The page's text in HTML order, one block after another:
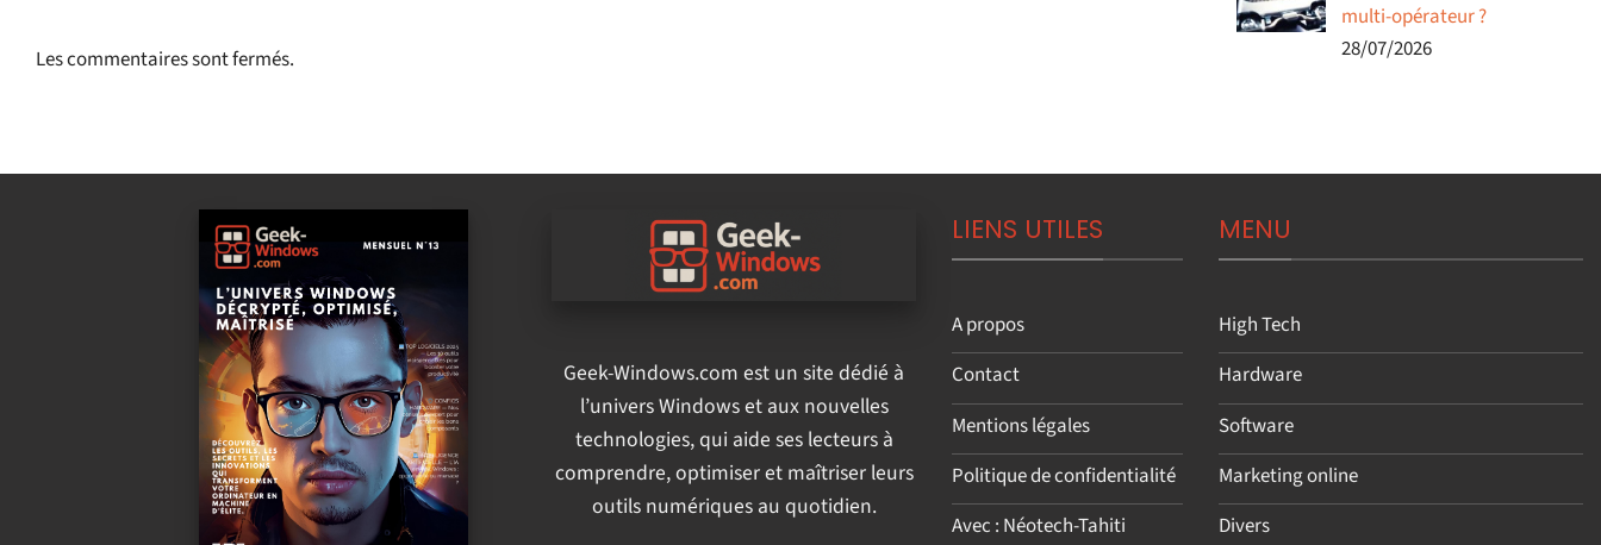
Les commentaires sont fermés.
multi-opérateur ?
28/07/2026
Geek-Windows.com est un site dédié à
l’univers Windows et aux nouvelles
technologies, qui aide ses lecteurs à
comprendre, optimiser et maîtriser leurs
outils numériques au quotidien.
LIENS UTILES
A propos
Contact
Mentions légales
Politique de confidentialité
Avec : Néotech-Tahiti
MENU
High Tech
Hardware
Software
Marketing online
Divers